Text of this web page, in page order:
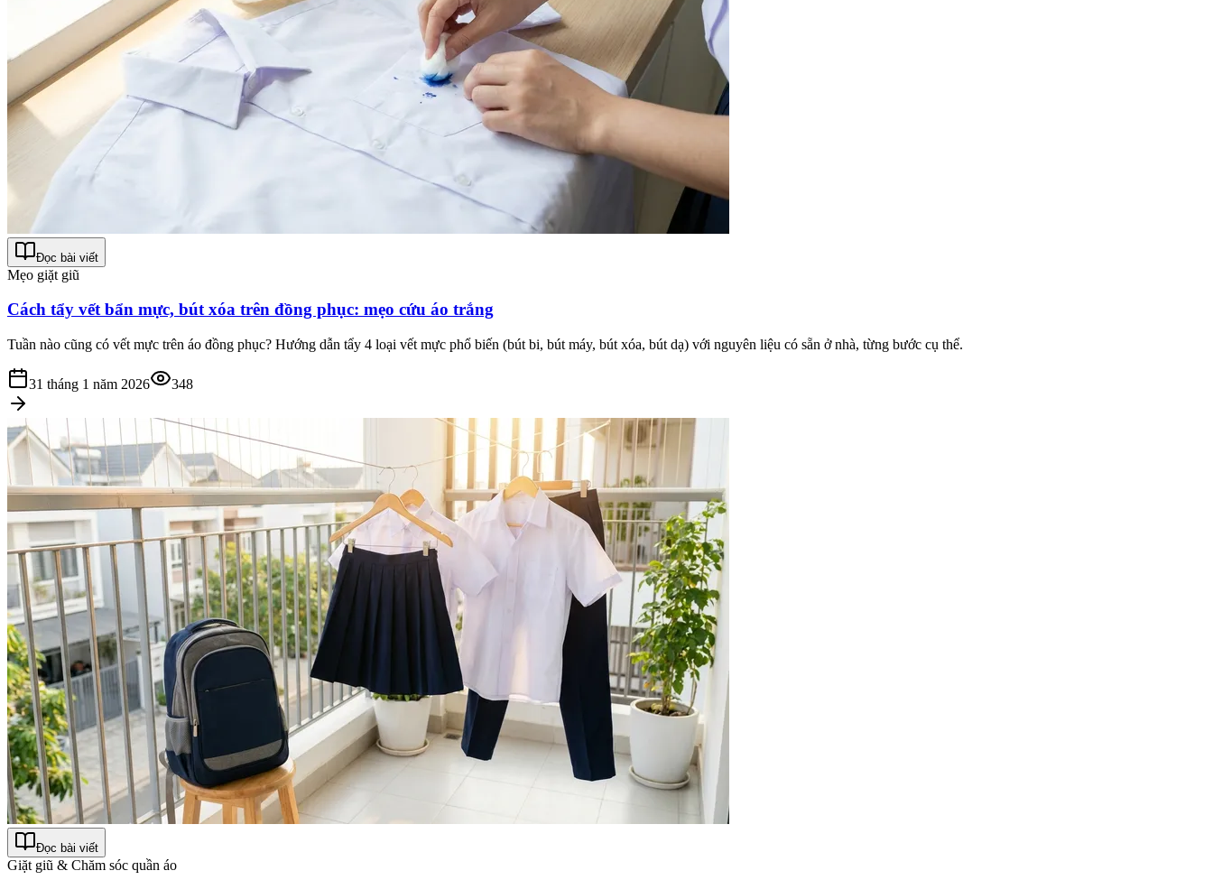
Đọc bài viết
Mẹo giặt giũ
Cách tẩy vết bẩn mực, bút xóa trên đồng phục: mẹo cứu áo trắng
Tuần nào cũng có vết mực trên áo đồng phục? Hướng dẫn tẩy 4 loại vết mực phổ biến (bút bi, bút máy, bút xóa, bút dạ) với nguyên liệu có sẵn ở nhà, từng bước cụ thể.
31 tháng 1 năm 2026 348
Đọc bài viết
Giặt giũ & Chăm sóc quần áo